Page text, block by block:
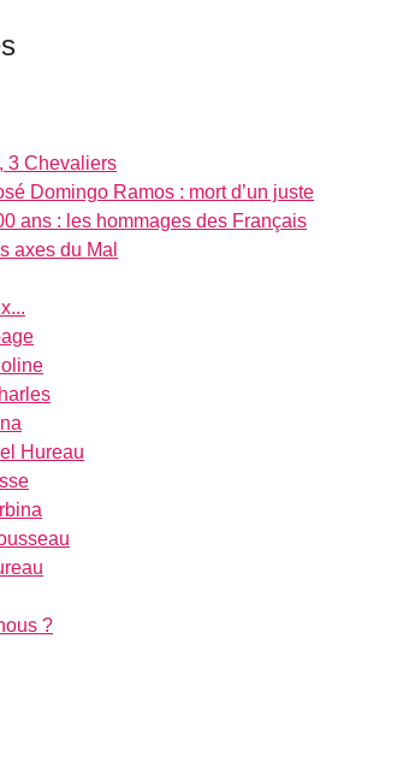
3 Chevaliers
Domingo Ramos : mort d’un juste
ans : les hommages des Français
axes du Mal
Hureau
?